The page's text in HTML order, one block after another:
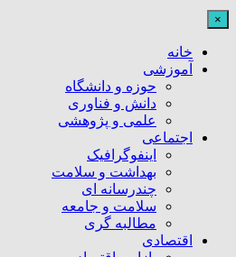
×
خانه
آموزشی
حوزه و دانشگاه
دانش و فناوری
علمی و پژوهشی
اجتماعی
اینفوگرافیک
بهداشت و سلامت
چندرسانه ای
سلامت و جامعه
مطالبه گری
اقتصادی